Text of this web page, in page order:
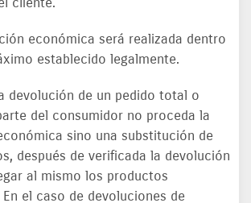
cliente.
económica será realizada dentro
establecido legalmente.
devolución de un pedido total o
del consumidor no proceda la
sino una substitución de
después de verificada la devolución
al mismo los productos
el caso de devoluciones de